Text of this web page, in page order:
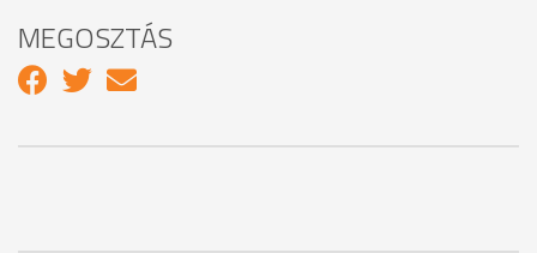
MEGOSZTÁS